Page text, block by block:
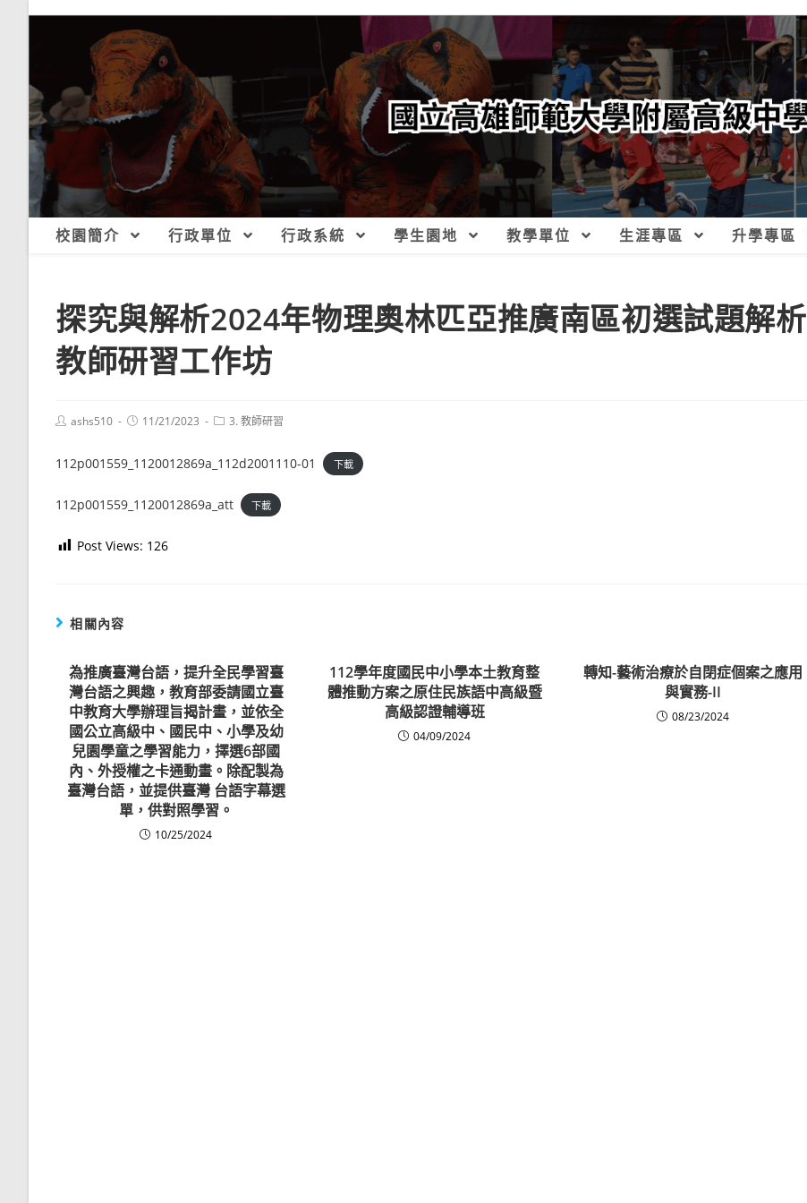
校園簡介 行政單位 行政系統 學生園地 教學單位 生涯專區 升學專區
探究與解析2024年物理奧林匹亞推廣南區初選試題解析
教師研習工作坊
Postashs510
Post11/21/2023
Post3. 教師研習
112p001559_1120012869a_112d2001110-01 下載
112p001559_1120012869a_att 下載
Post Views: 126
相關內容
為推廣臺灣台語，提升全民學習臺
灣台語之興趣，教育部委請國立臺
中教育大學辦理旨揭計畫，並依全
國公立高級中、國民中、小學及幼
兒園學童之學習能力，擇選6部國
內、外授權之卡通動畫。除配製為
臺灣台語，並提供臺灣 台語字幕選
單，供對照學習。
10/25/2024
112學年度國民中小學本土教育整
體推動方案之原住民族語中高級暨
高級認證輔導班
04/09/2024
轉知-藝術治療於自閉症個案之應用
與實務-II
08/23/2024